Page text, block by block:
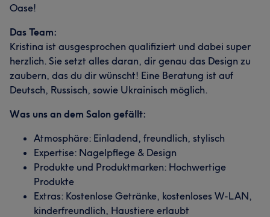
Oase!
Das Team:
Kristina ist ausgesprochen qualifiziert und dabei super
herzlich. Sie setzt alles daran, dir genau das Design zu
zaubern, das du dir wünscht! Eine Beratung ist auf
Deutsch, Russisch, sowie Ukrainisch möglich.
Was uns an dem Salon gefällt:
Atmosphäre: Einladend, freundlich, stylisch
Expertise: Nagelpflege & Design
Produkte und Produktmarken: Hochwertige
Produkte
Extras: Kostenlose Getränke, kostenloses W-LAN,
kinderfreundlich, Haustiere erlaubt